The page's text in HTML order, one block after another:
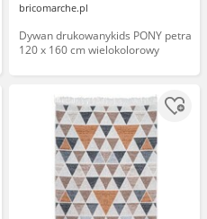
bricomarche.pl
Dywan drukowanykids PONY petra
120 x 160 cm wielokolorowy